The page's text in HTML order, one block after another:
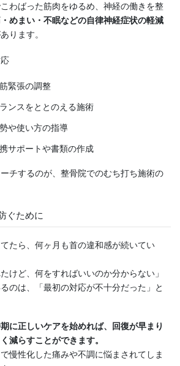
わばった筋肉をゆるめ、神経の働きを整
めまい・不眠などの自律神経症状の軽減
ります。
緊張の調整
ンスをととのえる施術
や使い方の指導
サポートや書類の作成
チするのが、整骨院でのむち打ち施術の
ぐために
てたら、何ヶ月も首の違和感が続いてい
けど、何をすればいいのか分からない」
のは、「最初の対応が不十分だった」と
に正しいケアを始めれば、回復が早まり
減らすことができます。
慢性化した痛みや不調に悩まされてしま